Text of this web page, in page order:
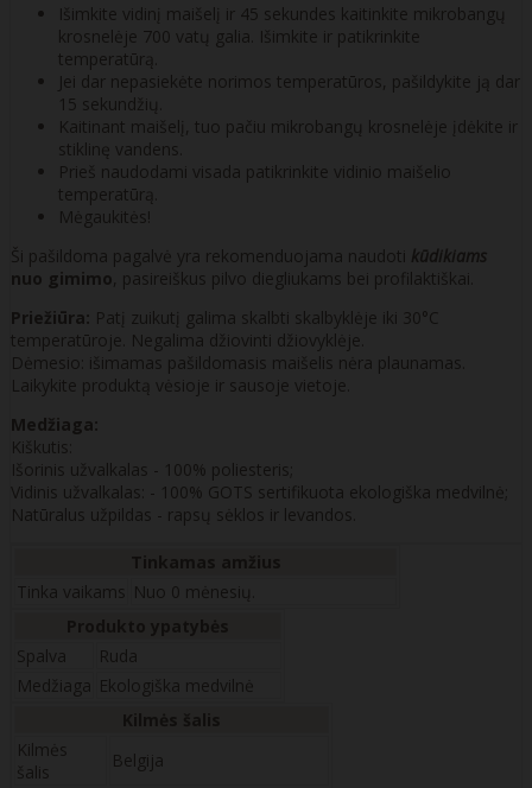
Išimkite vidinį maišelį ir 45 sekundes kaitinkite mikrobangų
krosnelėje 700 vatų galia. Išimkite ir patikrinkite
temperatūrą.
Jei dar nepasiekėte norimos temperatūros, pašildykite ją dar
15 sekundžių.
Kaitinant maišelį, tuo pačiu mikrobangų krosnelėje įdėkite ir
stiklinę vandens.
Prieš naudodami visada patikrinkite vidinio maišelio
temperatūrą.
Mėgaukitės!
Ši pašildoma pagalvė yra rekomenduojama naudoti kūdikiams
nuo gimimo, pasireiškus pilvo diegliukams bei profilaktiškai.
Priežiūra: Patį zuikutį galima skalbti skalbyklėje iki 30°C
temperatūroje. Negalima džiovinti džiovyklėje.
Dėmesio: išimamas pašildomasis maišelis nėra plaunamas.
Laikykite produktą vėsioje ir sausoje vietoje.
Medžiaga:
Kiškutis:
Išorinis užvalkalas - 100% poliesteris;
Vidinis užvalkalas: - 100% GOTS sertifikuota ekologiška medvilnė;
Natūralus užpildas - rapsų sėklos ir levandos.
Tinka vaikams Nuo 0 mėnesių.
Spalva
Ruda
Medžiaga Ekologiška medvilnė
Kilmės
šalis
Belgija